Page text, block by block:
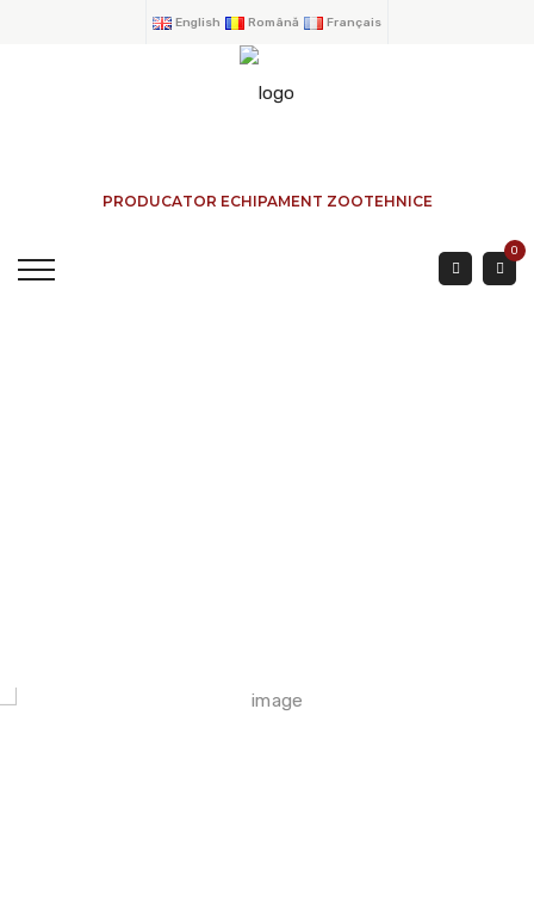
English Română Français
PRODUCATOR ECHIPAMENT ZOOTEHNICE
0